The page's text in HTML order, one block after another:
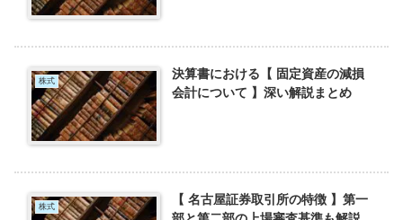
株式
決算書における【 固定資産の減損
会計について 】深い解説まとめ
株式
【 名古屋証券取引所の特徴 】第一